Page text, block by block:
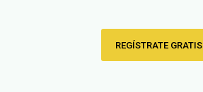
REGÍSTRATE GRATIS